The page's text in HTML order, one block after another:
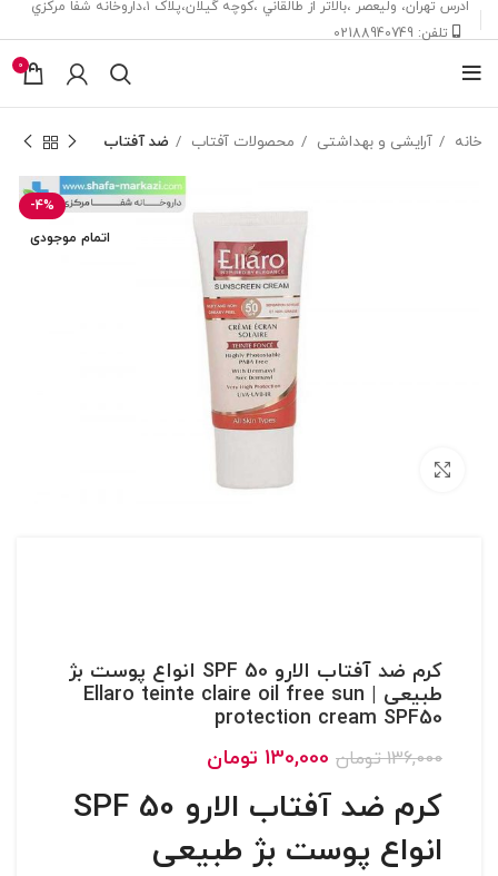
ادرس تهران، ‎وليعصر ،بالاتر از طالقاني ،كوچه گيلان،پلاک ۱،داروخانه شفا مركزي
تلفن: 02188940749
0
خانه آرایشی و بهداشتی محصولات آفتاب ضد آفتاب
-4%
اتمام موجودی
کرم ضد آفتاب الارو SPF 50 انواع پوست بژ
طبیعی | Ellaro teinte claire oil free sun
protection cream SPF50
136,000 تومان 130,000 تومان
کرم ضد آفتاب الارو SPF 50
انواع پوست بژ طبیعی